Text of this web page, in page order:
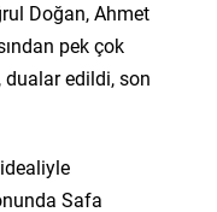
Doğan, Ahmet
pek çok
edildi, son
Safa